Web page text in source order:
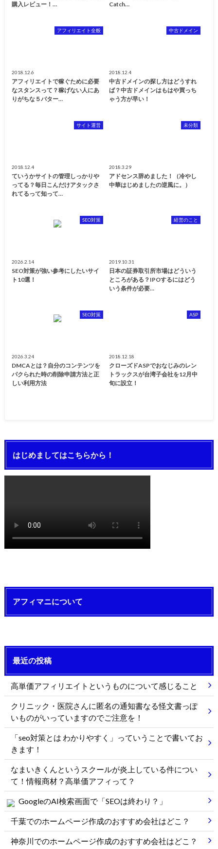
購入レビュー！…
Catch…
アフィリエイト全般
2018.12.6
アフィリエイトで稼ぐために必要
なスタンスって？稼げない人にあ
りがちな５パター…
中古ドメイン
2018.12.4
中古ドメインの探し方はどうすれ
ば？中古ドメインはもはや買っち
ゃう方が早い！
サイト運営
2018.12.4
ていうかサイトの管理しっかりや
ってる？毎日こんだけアタックさ
れてるって知って…
未分類
2018.3.29
アドセンス辞めました！（冷やし
中華はじめましたの逆風に。）
SEO対策
2026.2.14
SEO対策が強い参考にしたいサイ
ト10選！
経営のこと
2019.10.31
日本の証券取引所市場はどういう
ところがある？IPOするにはどう
いう条件が必要…
SEO対策
2026.3.24
DMCAとは？自分のコンテンツを
パクられた時の削除申請方法と正
しい利用方法
ASP
2018.12.18
クローズドASPでおなじみのレン
トラックスが台湾子会社を12月中
旬に設立！
はじめましてはこちらから！
アフィマニについて
最近の投稿
高単価アフィリエイトというものについて感じること
クリニック・医院さんに匿名の通知書なる怪文書っぽ
いものがいっていますのでご注意を！
「seo対策とは わかりやすく」っていうことで書いてお
きます！
なまいきくんというスクールが炎上している件につい
て！情報商材？高単価アフィって？
GoogleのAI検索画面で「SEOは終わり？」
千葉でのホームページ作成のおすすめ会社はどこ？
神奈川でのホームページ作成のおすすめ会社はどこ？